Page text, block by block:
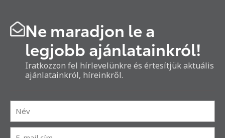
Ne maradjon le a
legjobb ajánlatainkról!
Iratkozzon fel hírlevelünkre és értesítjük aktuális
ajánlatainkról, híreinkről.